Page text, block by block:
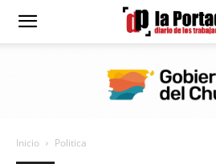
Diario
Portada
Inicio Politica